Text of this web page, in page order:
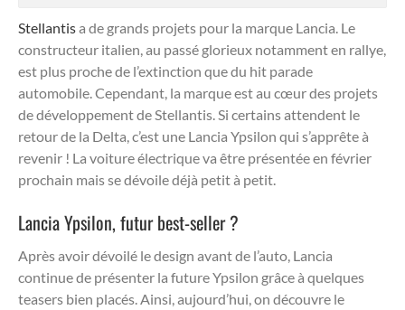
Stellantisa de grands projets pour la marque Lancia. Le
constructeur italien, au passé glorieux notamment en rallye,
est plus proche de l’extinction que du hit parade
automobile. Cependant, la marque est au cœur des projets
de développement de Stellantis. Si certains attendent le
retour de la Delta, c’est une Lancia Ypsilon qui s’apprête à
revenir ! La voiture électrique va être présentée en février
prochain mais se dévoile déjà petit à petit.
Lancia Ypsilon, futur best-seller ?
Après avoir dévoilé le design avant de l’auto, Lancia
continue de présenter la future Ypsilon grâce à quelques
teasers bien placés. Ainsi, aujourd’hui, on découvre le